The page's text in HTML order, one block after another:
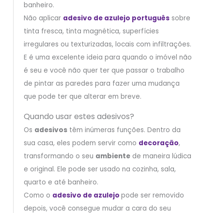
banheiro.
Não aplicar adesivo de azulejo portuguêssobre
tinta fresca, tinta magnética, superfícies
irregulares ou texturizadas, locais com infiltrações.
E é uma excelente ideia para quando o imóvel não
é seu e você não quer ter que passar o trabalho
de pintar as paredes para fazer uma mudança
que pode ter que alterar em breve.
Quando usar estes adesivos?
Os adesivostêm inúmeras funções. Dentro da
sua casa, eles podem servir como decoração,
transformando o seu ambientede maneira lúdica
e original. Ele pode ser usado na cozinha, sala,
quarto e até banheiro.
Como o adesivo de azulejo pode ser removido
depois, você consegue mudar a cara do seu